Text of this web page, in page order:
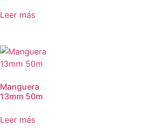
Leer más
Manguera
13mm 50m
Leer más